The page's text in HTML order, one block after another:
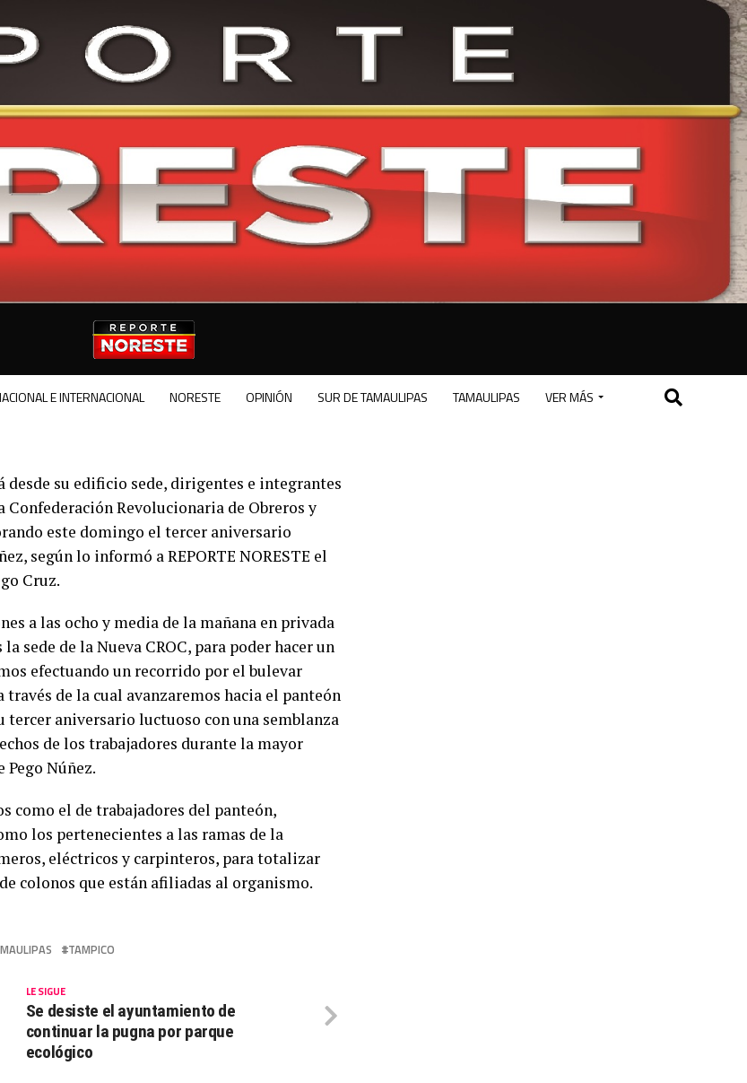
E INTERNACIONAL NORESTE OPINIÓN SUR DE TAMAULIPAS TAMAULIPAS VER MÁS
desde su edificio sede, dirigentes e integrantes
Revolucionaria de Obreros y
este domingo el tercer aniversario
según lo informó a REPORTE NORESTE el
Cruz.
a las ocho y media de la mañana en privada
sede de la Nueva CROC, para poder hacer un
efectuando un recorrido por el bulevar
de la cual avanzaremos hacia el panteón
aniversario luctuoso con una semblanza
de los trabajadores durante la mayor
Núñez.
como el de trabajadores del panteón,
los pertenecientes a las ramas de la
eléctricos y carpinteros, para totalizar
colonos que están afiliadas al organismo.
TAMPICO
LE SIGUE
Se desiste el ayuntamiento de
continuar la pugna por parque
ecológico